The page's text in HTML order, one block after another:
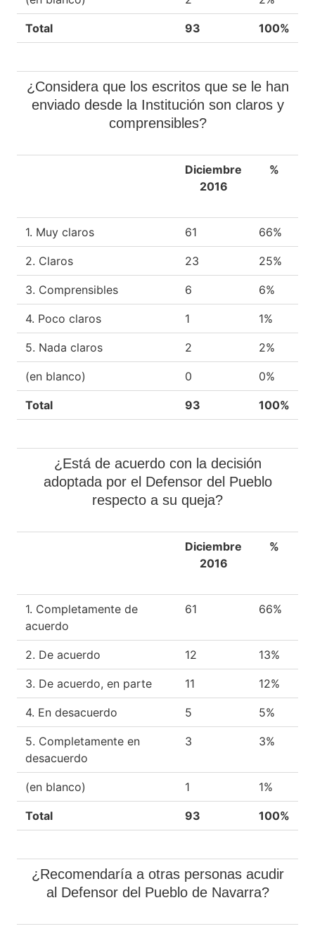
Total 93 100%
¿Considera que los escritos que se le han
enviado desde la Institución son claros y
comprensibles?
Diciembre
2016
%
1. Muy claros 61 66%
2. Claros 23 25%
3. Comprensibles 6 6%
4. Poco claros 1 1%
5. Nada claros 2 2%
(en blanco) 0 0%
Total 93 100%
¿Está de acuerdo con la decisión
adoptada por el Defensor del Pueblo
respecto a su queja?
Diciembre
2016
%
1. Completamente de
acuerdo
61 66%
2. De acuerdo 12 13%
3. De acuerdo, en parte 11 12%
4. En desacuerdo 5 5%
5. Completamente en
desacuerdo
3 3%
(en blanco) 1 1%
Total 93 100%
¿Recomendaría a otras personas acudir
al Defensor del Pueblo de Navarra?